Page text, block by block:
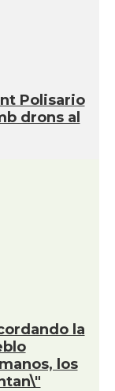
Polisario
drons al
la
los